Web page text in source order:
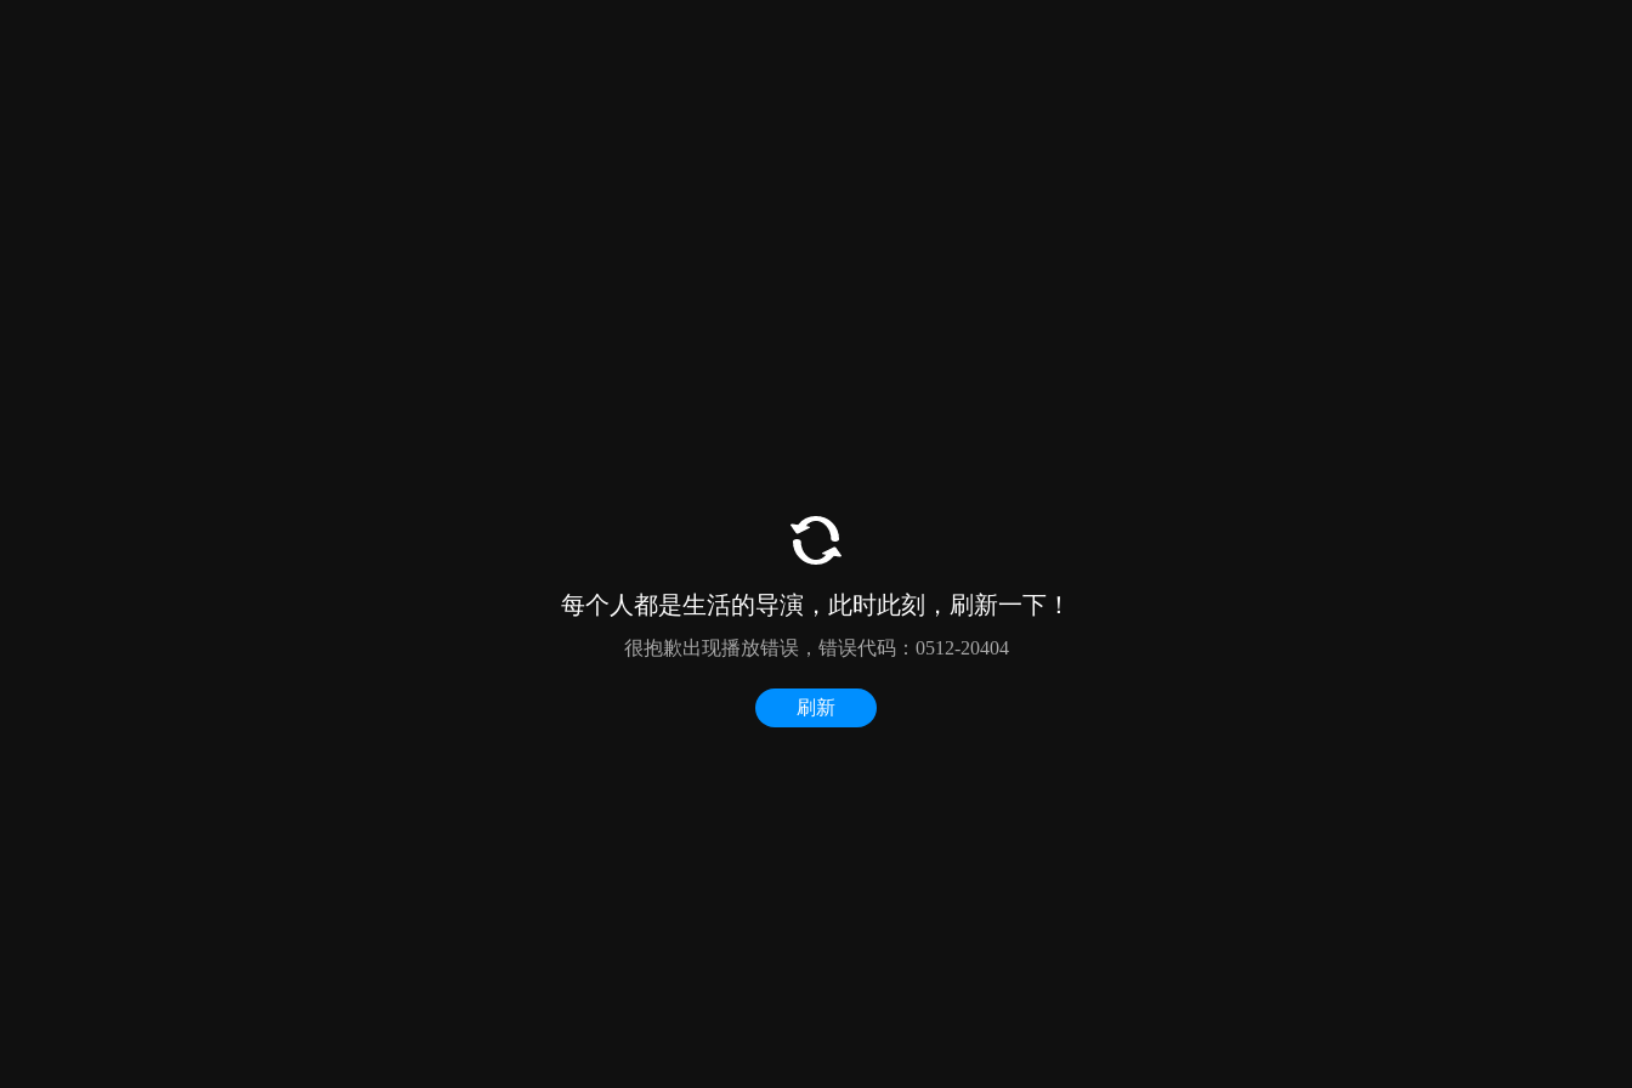
每个人都是生活的导演，此时此刻，刷新一下！
很抱歉出现播放错误，错误代码：0512-20404
刷新